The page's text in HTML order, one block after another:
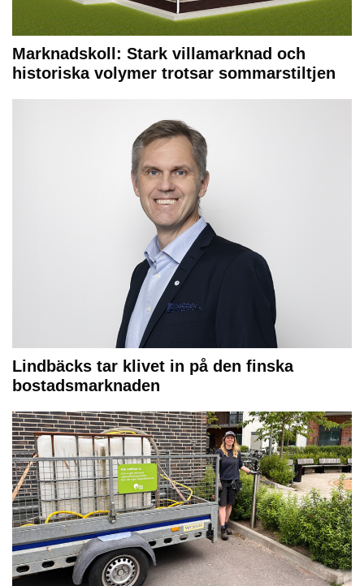
Marknadskoll: Stark villamarknad och
historiska volymer trotsar sommarstiltjen
Lindbäcks tar klivet in på den finska
bostadsmarknaden